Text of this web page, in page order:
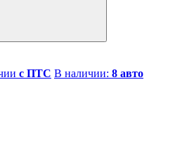
с ПТС В наличии: 8 авто